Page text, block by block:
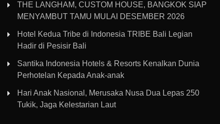
THE LANGHAM, CUSTOM HOUSE, BANGKOK SIAP
MENYAMBUT TAMU MULAI DESEMBER 2026
Hotel Kedua Tribe di Indonesia TRIBE Bali Legian
Hadir di Pesisir Bali
Santika Indonesia Hotels & Resorts Kenalkan Dunia
Perhotelan Kepada Anak-anak
Hari Anak Nasional, Merusaka Nusa Dua Lepas 250
Tukik, Jaga Kelestarian Laut